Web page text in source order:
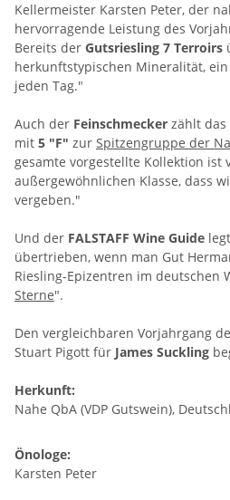
Kellermeister Karsten Peter, der
hervorragende Leistung des
Bereits der Gutsriesling 7 Terroirs
herkunftstypischen Mineralität,
jeden Tag."
Auch der Feinschmecker zählt das
mit 5 "F" zur Spitzengruppe der
gesamte vorgestellte Kollektion ist
außergewöhnlichen Klasse, dass
vergeben."
Und der FALSTAFF Wine Guide
übertrieben, wenn man Gut
Riesling-Epizentren im deutschen
Sterne".
Den vergleichbaren Vorjahrgang
Stuart Pigott für James Suckling
Herkunft:
Nahe QbA (VDP Gutswein),
Önologe:
Karsten Peter